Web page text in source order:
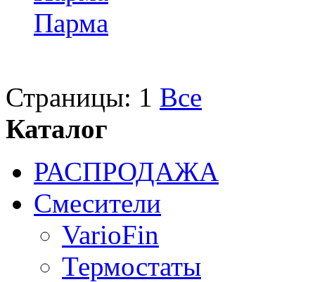
Парма
Страницы: 1 Все
Каталог
РАСПРОДАЖА
Смесители
VarioFin
Термостаты